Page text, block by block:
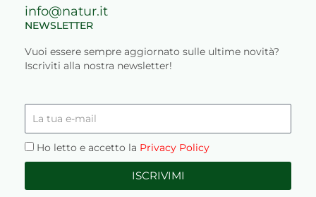
info@natur.it
NEWSLETTER
Vuoi essere sempre aggiornato sulle ultime novità?
Iscriviti alla nostra newsletter!
tua
mail
Privacy
Ho letto e accetto la Privacy Policy
ISCRIVIMI